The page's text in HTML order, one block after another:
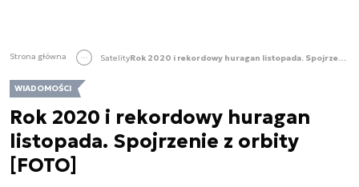
Strona główna Satelity Rok 2020 i rekordowy huragan listopada. Spojrzenie z orbity [FOTO]
WIADOMOŚCI
Rok 2020 i rekordowy huragan
listopada. Spojrzenie z orbity
[FOTO]